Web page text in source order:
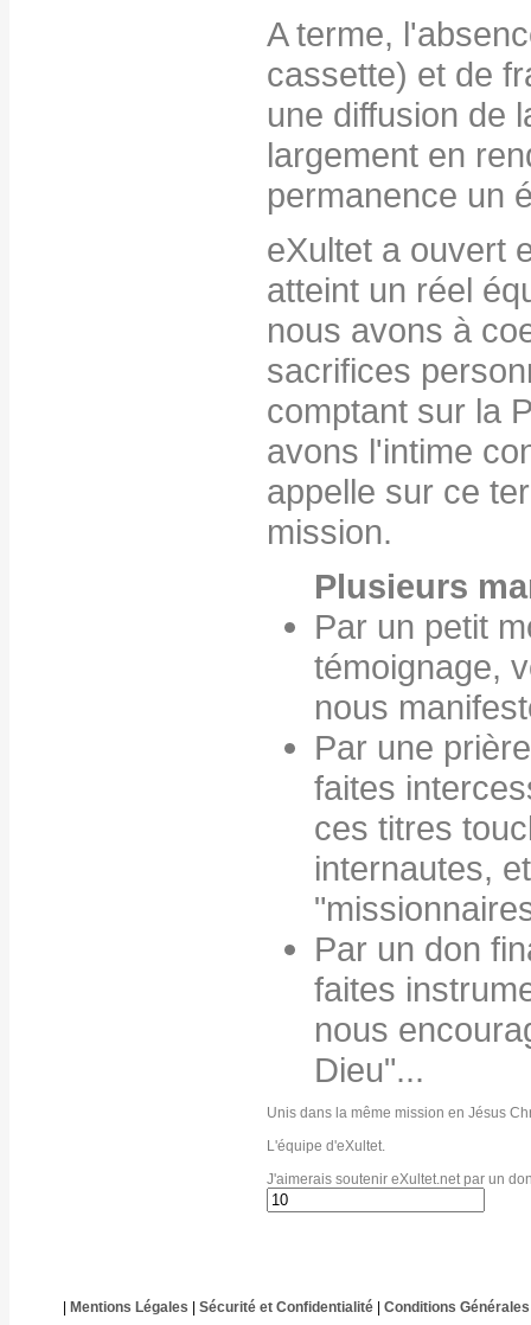
A terme,
cassette) et de
une diffusion de
largement en
permanence un
eXultet a ouvert
atteint un réel
nous avons à
sacrifices
comptant sur la
avons l'intime
appelle sur ce
mission.
Plusieurs
Par un petit
témoignage,
nous
Par une
faites
ces titres
internautes,
Par un don
faites
nous
Dieu"...
Unis dans la même mission en Jésus
L'équipe d'eXultet.
J'aimerais soutenir eXultet.net par un
Mentions Légales Sécurité et Confidentialité| Conditions Générales